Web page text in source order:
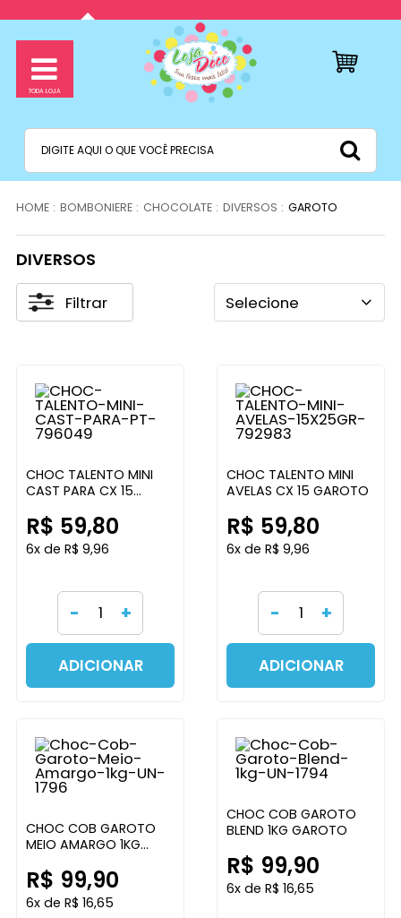
BOMBONIERE CHOCOLATE DIVERSOS GAROTO
DIVERSOS
Filtrar Selecione
CHOC TALENTO MINI
CAST PARA CX 15
R$ 59,80
6x de R$ 9,96
- +
ADICIONAR
CHOC TALENTO MINI
AVELAS CX 15 GAROTO
R$ 59,80
6x de R$ 9,96
- +
ADICIONAR
CHOC COB GAROTO
MEIO AMARGO 1KG
R$ 99,90
6x de R$ 16,65
CHOC COB GAROTO
BLEND 1KG GAROTO
R$ 99,90
6x de R$ 16,65